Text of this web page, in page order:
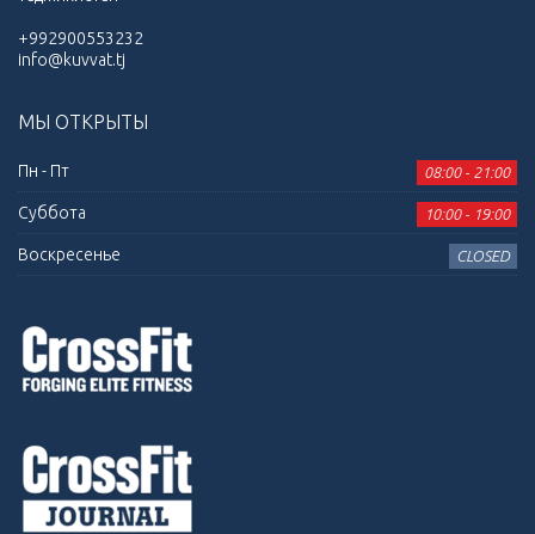
+992900553232
info@kuvvat.tj
МЫ ОТКРЫТЫ
Пн - Пт 08:00 - 21:00
Суббота 10:00 - 19:00
Воскресенье CLOSED